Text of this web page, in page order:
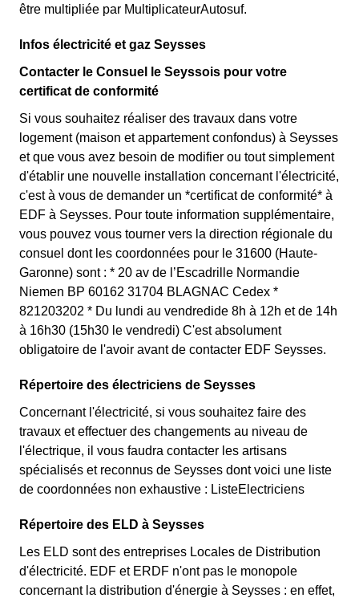
être multipliée par MultiplicateurAutosuf.
Infos électricité et gaz Seysses
Contacter le Consuel le Seyssois pour votre
certificat de conformité
Si vous souhaitez réaliser des travaux dans votre
logement (maison et appartement confondus) à Seysses
et que vous avez besoin de modifier ou tout simplement
d'établir une nouvelle installation concernant l'électricité,
c'est à vous de demander un *certificat de conformité* à
EDF à Seysses. Pour toute information supplémentaire,
vous pouvez vous tourner vers la direction régionale du
consuel dont les coordonnées pour le 31600 (Haute-
Garonne) sont : * 20 av de l’Escadrille Normandie
Niemen BP 60162 31704 BLAGNAC Cedex *
821203202 * Du lundi au vendredide 8h à 12h et de 14h
à 16h30 (15h30 le vendredi) C'est absolument
obligatoire de l'avoir avant de contacter EDF Seysses.
Répertoire des électriciens de Seysses
Concernant l'électricité, si vous souhaitez faire des
travaux et effectuer des changements au niveau de
l'électrique, il vous faudra contacter les artisans
spécialisés et reconnus de Seysses dont voici une liste
de coordonnées non exhaustive : ListeElectriciens
Répertoire des ELD à Seysses
Les ELD sont des entreprises Locales de Distribution
d'électricité. EDF et ERDF n'ont pas le monopole
concernant la distribution d'énergie à Seysses : en effet,